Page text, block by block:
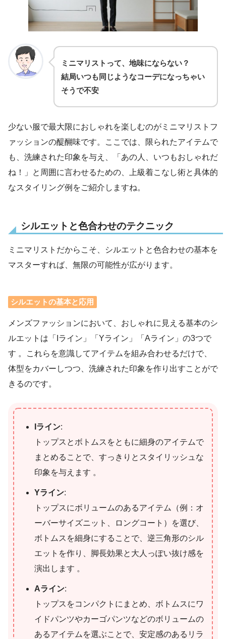
ミニマリストって、地味にならない？
結局いつも同じようなコーデになっちゃい
そうで不安
少ない服で最大限におしゃれを楽しむのがミニマリストフ
ァッションの醍醐味です。ここでは、限られたアイテムで
も、洗練された印象を与え、「あの人、いつもおしゃれだ
ね！」と周囲に言わせるための、上級着こなし術と具体的
なスタイリング例をご紹介しますね。
シルエットと色合わせのテクニック
ミニマリストだからこそ、シルエットと色合わせの基本を
マスターすれば、無限の可能性が広がります。
シルエットの基本と応用
メンズファッションにおいて、おしゃれに見える基本のシ
ルエットは「Iライン」「Yライン」「Aライン」の3つで
す 。これらを意識してアイテムを組み合わせるだけで、
体型をカバーしつつ、洗練された印象を作り出すことがで
きるのです。
Iライン:
トップスとボトムスをともに細身のアイテムで
まとめることで、すっきりとスタイリッシュな
印象を与えます 。
Yライン:
トップスにボリュームのあるアイテム（例：オ
ーバーサイズニット、ロングコート）を選び、
ボトムスを細身にすることで、逆三角形のシル
エットを作り、脚長効果と大人っぽい抜け感を
演出します 。
Aライン:
トップスをコンパクトにまとめ、ボトムスにワ
イドパンツやカーゴパンツなどのボリュームの
あるアイテムを選ぶことで、安定感のあるリラ